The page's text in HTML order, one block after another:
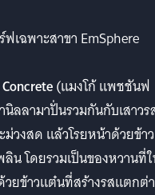
เฉพาะสาขา EmSphere
(แมงโก้ แพชชันฟ
ลลามาปั่นรวมกันกับเสาวร
วงสด แล้วโรยหน้าด้วยข้าว
น โดยรวมเป็นของหวานที่
ยข้าวแต๋นที่สร้างรสแตกต่